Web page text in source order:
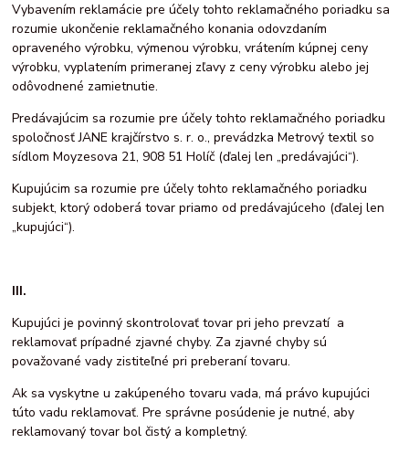
Vybavením reklamácie pre účely tohto reklamačného poriadku sa
rozumie ukončenie reklamačného konania odovzdaním
opraveného výrobku, výmenou výrobku, vrátením kúpnej ceny
výrobku, vyplatením primeranej zľavy z ceny výrobku alebo jej
odôvodnené zamietnutie.
Predávajúcim sa rozumie pre účely tohto reklamačného poriadku
spoločnosť JANE krajčírstvo s. r. o., prevádzka Metrový textil so
sídlom Moyzesova 21, 908 51 Holíč (ďalej len „predávajúci“).
Kupujúcim sa rozumie pre účely tohto reklamačného poriadku
subjekt, ktorý odoberá tovar priamo od predávajúceho (ďalej len
„kupujúci“).
III.
Kupujúci je povinný skontrolovať tovar pri jeho prevzatí a
reklamovať prípadné zjavné chyby. Za zjavné chyby sú
považované vady zistiteľné pri preberaní tovaru.
Ak sa vyskytne u zakúpeného tovaru vada, má právo kupujúci
túto vadu reklamovať. Pre správne posúdenie je nutné, aby
reklamovaný tovar bol čistý a kompletný.